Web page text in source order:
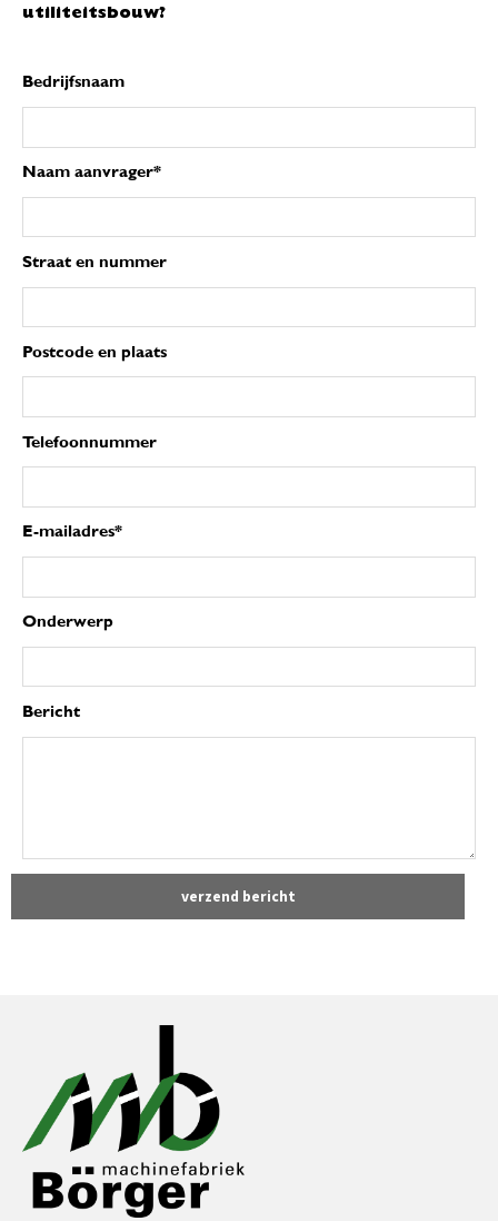
utiliteitsbouw?
Bedrijfsnaam
Naam aanvrager*
Straat en nummer
Postcode en plaats
Telefoonnummer
E-mailadres*
Onderwerp
Bericht
verzend bericht